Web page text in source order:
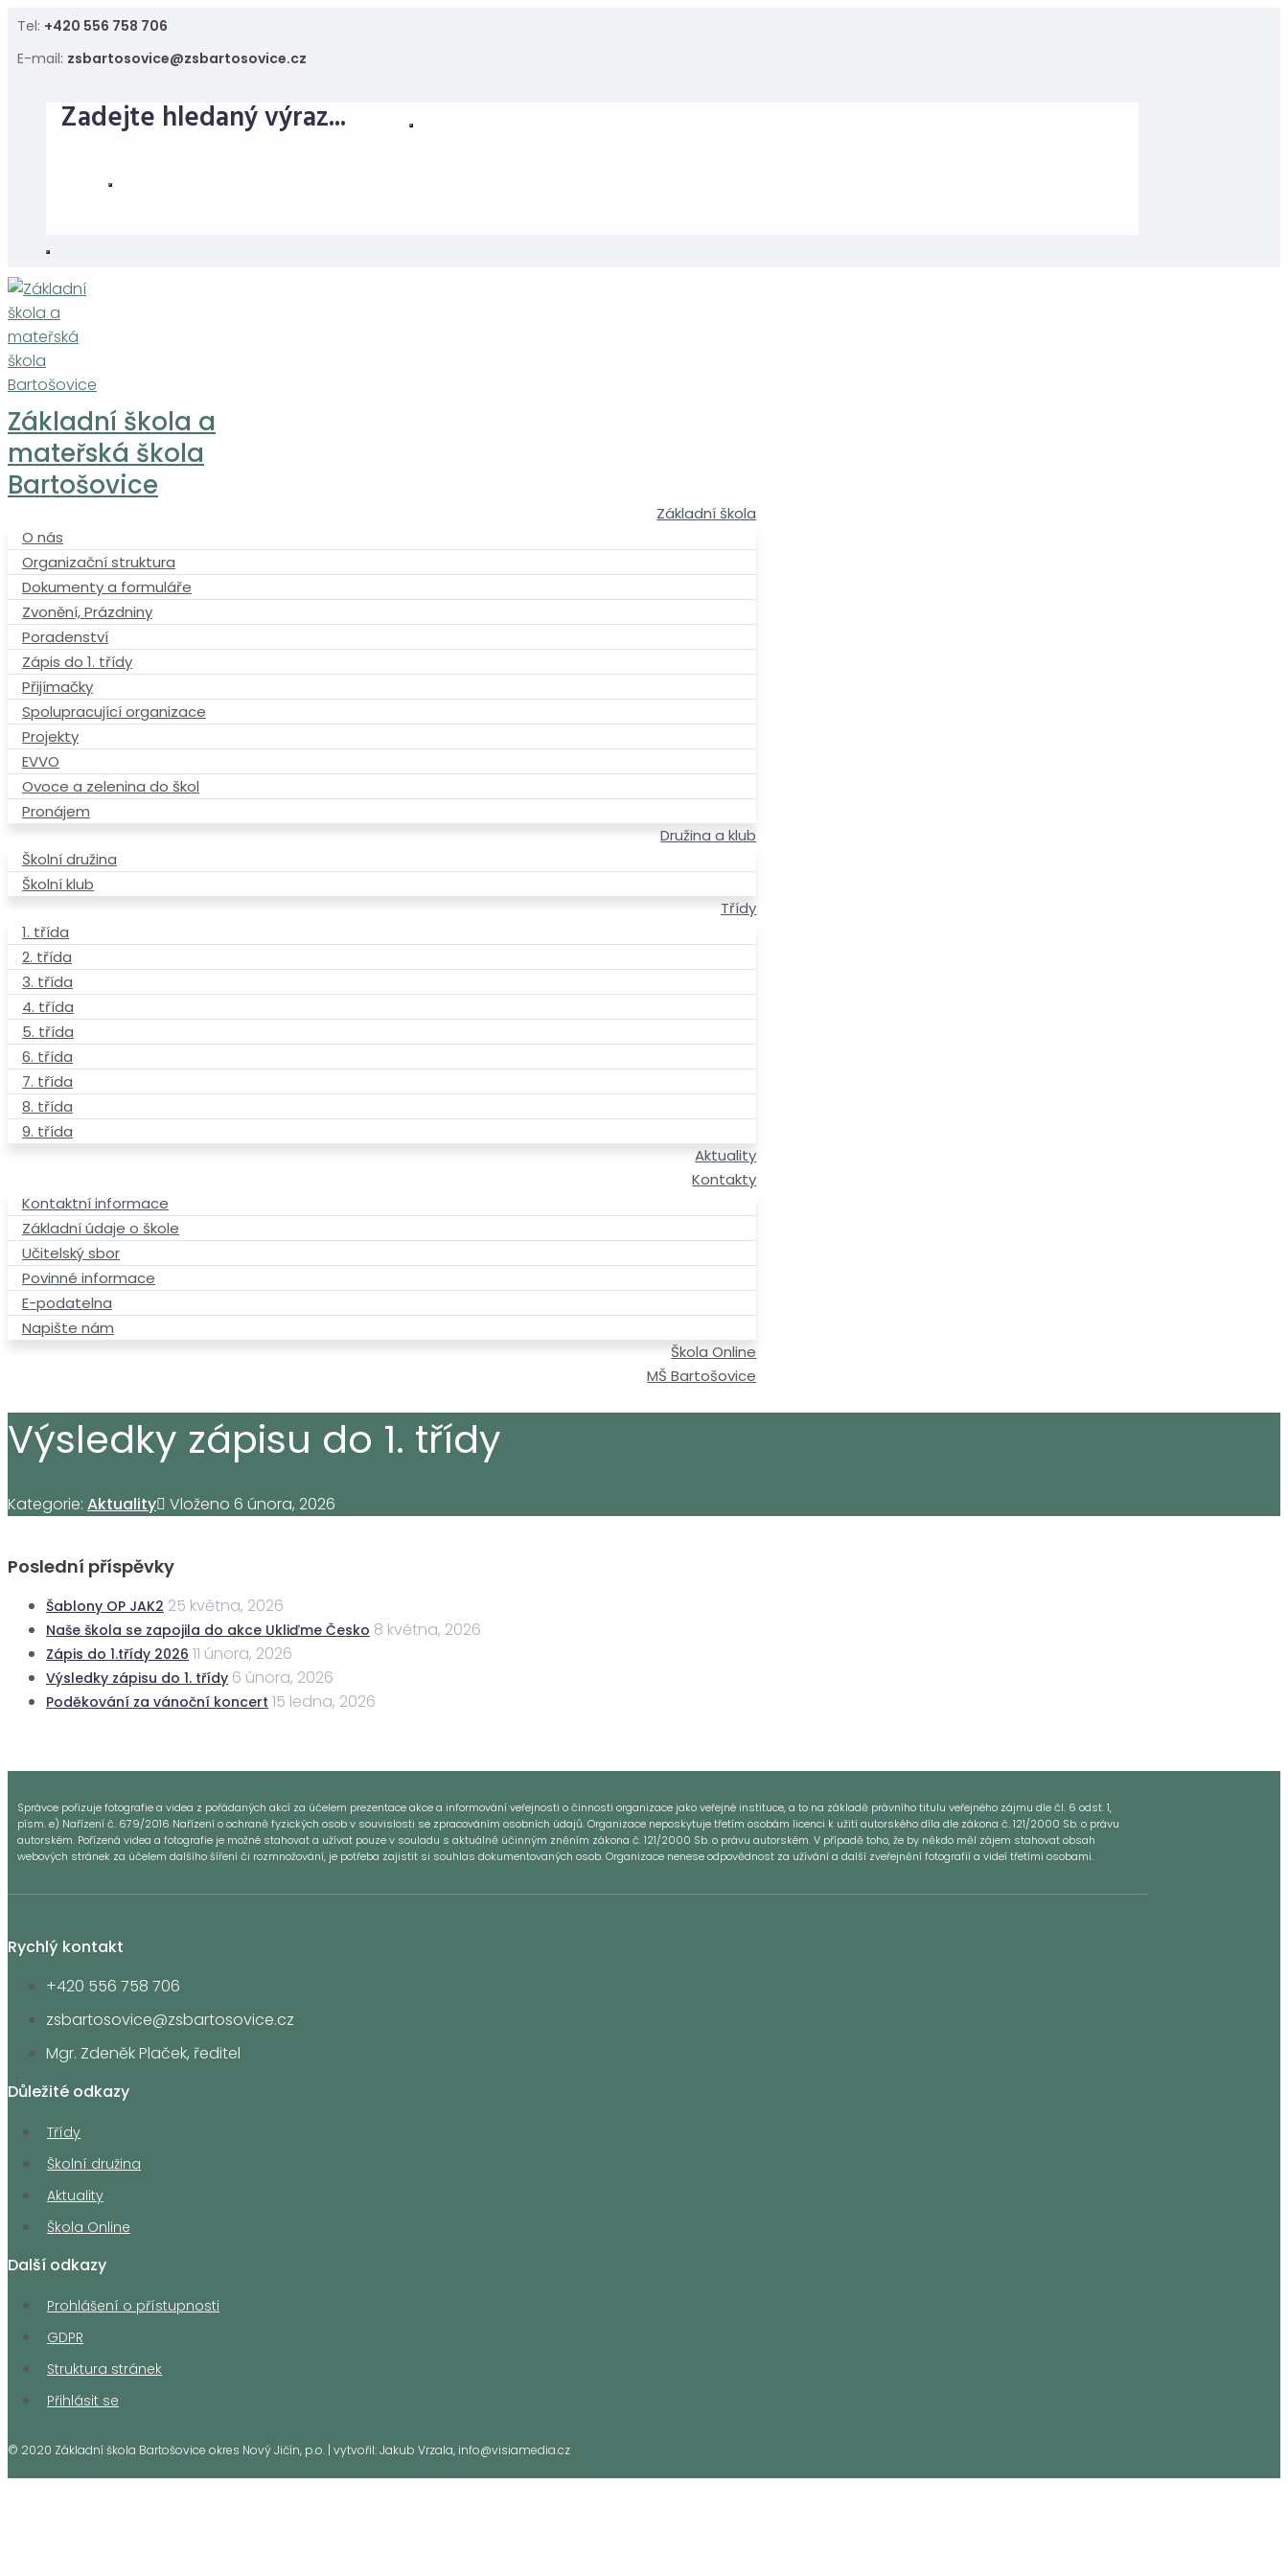
Skip
content
Tel: +420 556 758 706
E-mail: zsbartosovice@zsbartosovice.cz
Základní škola a
mateřská škola
Bartošovice
Základní škola
O nás
Organizační struktura
Dokumenty a formuláře
Zvonění, Prázdniny
Poradenství
Zápis do 1. třídy
Přijímačky
Spolupracující organizace
Projekty
EVVO
Ovoce a zelenina do škol
Pronájem
Družina a klub
Školní družina
Školní klub
Třídy
1. třída
2. třída
3. třída
4. třída
5. třída
6. třída
7. třída
8. třída
9. třída
Aktuality
Kontakty
Kontaktní informace
Základní údaje o škole
Učitelský sbor
Povinné informace
E-podatelna
Napište nám
Škola Online
MŠ Bartošovice
Výsledky zápisu do 1. třídy
Kategorie: Aktuality Vloženo 6 února, 2026
Poslední příspěvky
Šablony OP JAK2 25 května, 2026
Naše škola se zapojila do akce Ukliďme Česko 8 května, 2026
Zápis do 1.třídy 2026 11 února, 2026
Výsledky zápisu do 1. třídy 6 února, 2026
Poděkování za vánoční koncert 15 ledna, 2026
Správce pořizuje fotografie a videa z pořádaných akcí za účelem prezentace akce a informování veřejnosti o činnosti organizace jako veřejné instituce, a to na základě právního titulu veřejného zájmu dle čl. 6 odst. 1,
písm. e) Nařízení č. 679/2016 Nařízení o ochraně fyzických osob v souvislosti se zpracováním osobních údajů. Organizace neposkytuje třetím osobám licenci k užití autorského díla dle zákona č. 121/2000 Sb. o právu
autorském. Pořízená videa a fotografie je možné stahovat a užívat pouze v souladu s aktuálně účinným zněním zákona č. 121/2000 Sb. o právu autorském. V případě toho, že by někdo měl zájem stahovat obsah
webových stránek za účelem dalšího šíření či rozmnožování, je potřeba zajistit si souhlas dokumentovaných osob. Organizace nenese odpovědnost za užívání a další zveřejnění fotografií a videí třetími osobami.
Rychlý kontakt
+420 556 758 706
zsbartosovice@zsbartosovice.cz
Mgr. Zdeněk Plaček, ředitel
Důležité odkazy
Třídy
Školní družina
Aktuality
Škola Online
Další odkazy
Prohlášení o přístupnosti
GDPR
Struktura stránek
Přihlásit se
© 2020 Základní škola Bartošovice okres Nový Jičín, p.o. | vytvořil: Jakub Vrzala, info@visiamedia.cz